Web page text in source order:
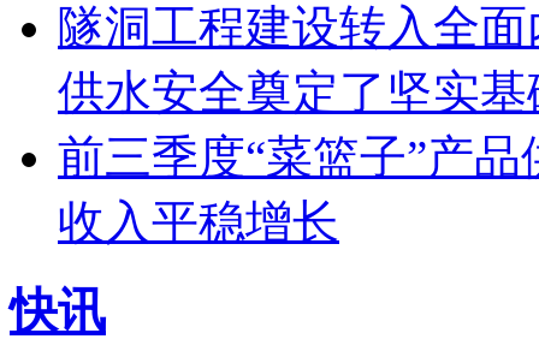
隧洞工程建设转入全
供水安全奠定了坚实基
前三季度“菜篮子”产
收入平稳增长
快讯